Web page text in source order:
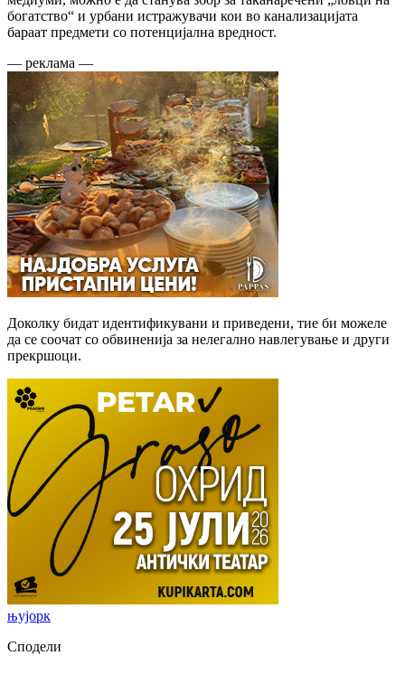
богатство“ и урбани истражувачи кои во канализацијата
бараат предмети со потенцијална вредност.
— реклама —
Доколку бидат идентификувани и приведени, тие би можеле
да се соочат со обвиненија за нелегално навлегување и други
прекршоци.
њујорк
Сподели